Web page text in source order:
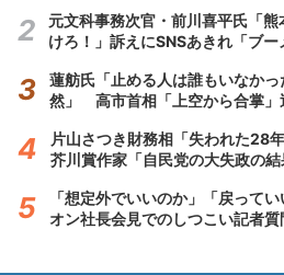
元文科事務次官・前川喜平氏「
けろ！」訴えにSNSあきれ「ブー
蓮舫氏「止める人は誰もいなか
然」 高市首相「上空から合掌」
片山さつき財務相「失われた28
芥川賞作家「自民党の大失政の結
「想定外でいいのか」「戻って
オン社長会見でのしつこい記者質